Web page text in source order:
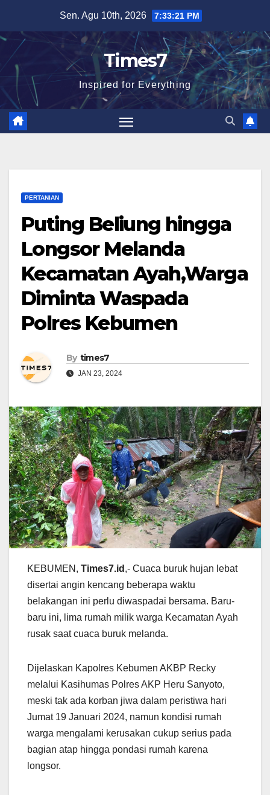
content
Sen. Agu 10th, 2026 7:33:22 PM
Times7
Inspired for Everything
PERTANIAN
Puting Beliung hingga
Longsor Melanda
Kecamatan Ayah,Warga
Diminta Waspada
Polres Kebumen
By times7
JAN 23, 2024
KEBUMEN, Times7.id ,- Cuaca buruk hujan lebat
disertai angin kencang beberapa waktu
belakangan ini perlu diwaspadai bersama. Baru-
baru ini, lima rumah milik warga Kecamatan Ayah
rusak saat cuaca buruk melanda.
Dijelaskan Kapolres Kebumen AKBP Recky
melalui Kasihumas Polres AKP Heru Sanyoto,
meski tak ada korban jiwa dalam peristiwa hari
Jumat 19 Januari 2024, namun kondisi rumah
warga mengalami kerusakan cukup serius pada
bagian atap hingga pondasi rumah karena
longsor.